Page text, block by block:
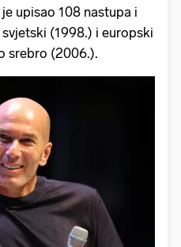
upisao 108 nastupa i
(1998.) i europski
srebro (2006.).